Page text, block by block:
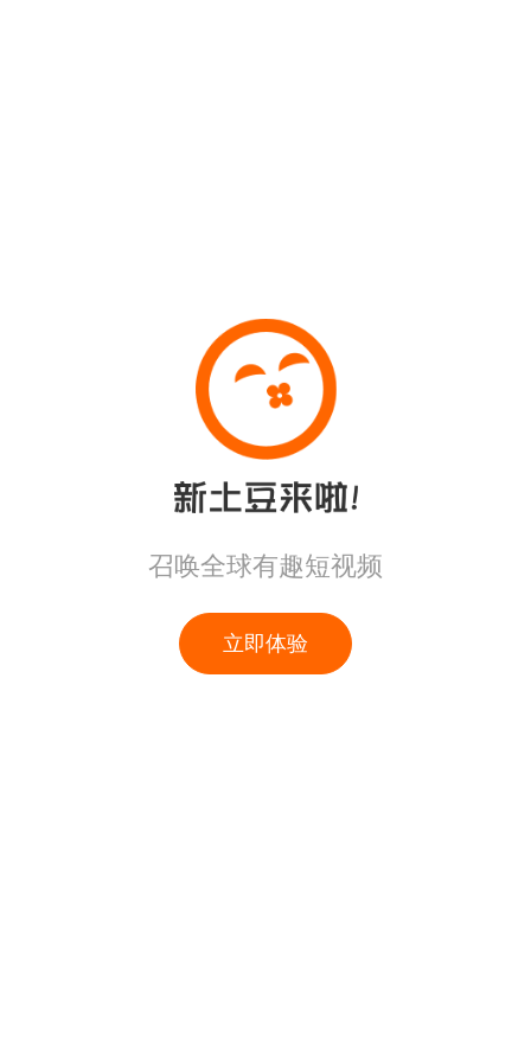
召唤全球有趣短视频
立即体验